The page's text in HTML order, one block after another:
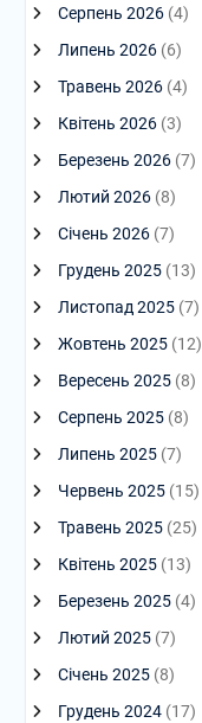
Серпень 2026(4)
Липень 2026(6)
Травень 2026(4)
Квітень 2026(3)
Березень 2026(7)
Лютий 2026(8)
Січень 2026(7)
Грудень 2025(13)
Листопад 2025(7)
Жовтень 2025(12)
Вересень 2025(8)
Серпень 2025(8)
Липень 2025(7)
Червень 2025(15)
Травень 2025(25)
Квітень 2025(13)
Березень 2025(4)
Лютий 2025(7)
Січень 2025(8)
Грудень 2024(17)